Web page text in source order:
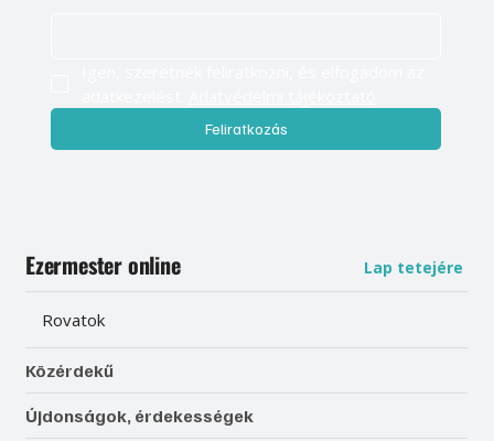
Feliratkozás
Ezermester online Lap tetejére
Rovatok
Közérdekű
Újdonságok, érdekességek